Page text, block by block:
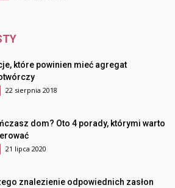
które powinien mieć agregat
22 sierpnia 2018
dom? Oto 4 porady, którymi warto
21 lipca 2020
znalezienie odpowiednich zasłon